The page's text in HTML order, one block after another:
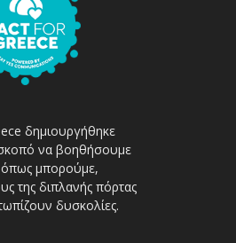
δημιουργήθηκε
να βοηθήσουμε
μπορούμε,
της διπλανής πόρτας
δυσκολίες.